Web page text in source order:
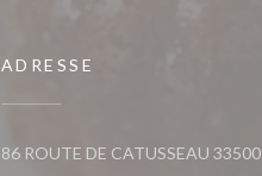
ADRESSE
86 ROUTE DE CATUSSEAU 33500